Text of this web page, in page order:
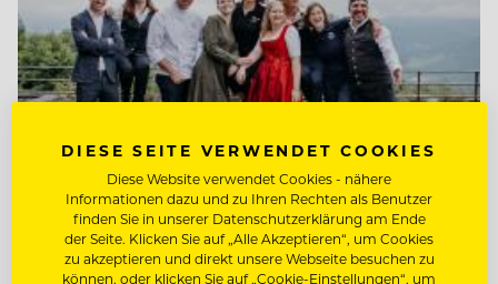
TOP ARBEITGEBER
DIESE SEITE VERWENDET COOKIES
Diese Website verwendet Cookies - nähere
Informationen dazu und zu Ihren Rechten als Benutzer
finden Sie in unserer Datenschutzerklärung am Ende
der Seite. Klicken Sie auf „Alle Akzeptieren“, um Cookies
zu akzeptieren und direkt unsere Webseite besuchen zu
können, oder klicken Sie auf „Cookie-Einstellungen“, um